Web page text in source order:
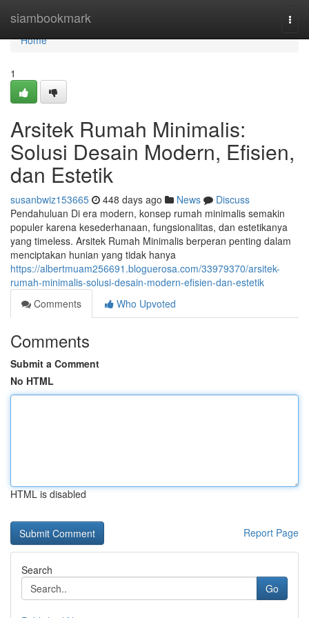
siambookmark
Home
Home
1
Arsitek Rumah Minimalis:
Solusi Desain Modern, Efisien,
dan Estetik
susanbwiz153665 448 days ago News
Discuss
Pendahuluan Di era modern, konsep rumah minimalis semakin
populer karena kesederhanaan, fungsionalitas, dan estetikanya
yang timeless. Arsitek Rumah Minimalis berperan penting dalam
menciptakan hunian yang tidak hanya
https://albertmuam256691.bloguerosa.com/33979370/arsitek-
rumah-minimalis-solusi-desain-modern-efisien-dan-estetik
Comments
Who Upvoted
Comments
Submit a Comment
No HTML
HTML is disabled
Report Page
Search
Go